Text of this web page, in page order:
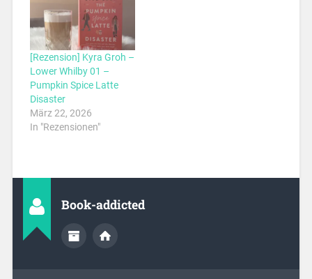
[Rezension] Kyra Groh –
Lower Whilby 01 –
Pumpkin Spice Latte
Disaster
März 22, 2026
In "Rezensionen"
Book-addicted